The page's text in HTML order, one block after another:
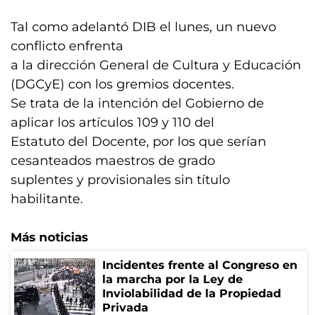
Tal como adelantó DIB el lunes, un nuevo
conflicto enfrenta
a la dirección General de Cultura y Educación
(DGCyE) con los gremios docentes.
Se trata de la intención del Gobierno de
aplicar los artículos 109 y 110 del
Estatuto del Docente, por los que serían
cesanteados maestros de grado
suplentes y provisionales sin título
habilitante.
Más noticias
Incidentes frente al Congreso en
la marcha por la Ley de
Inviolabilidad de la Propiedad
Privada